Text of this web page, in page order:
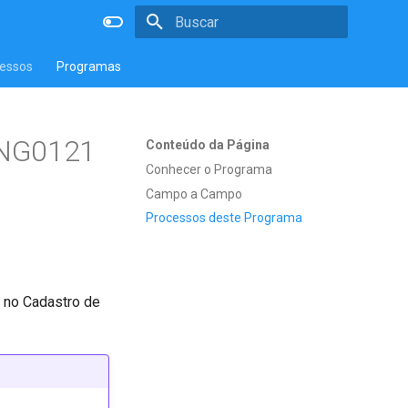
Programas
Conteúdo da Página
Conhecer o Programa
Campo a Campo
Processos deste Programa
Cadastro de